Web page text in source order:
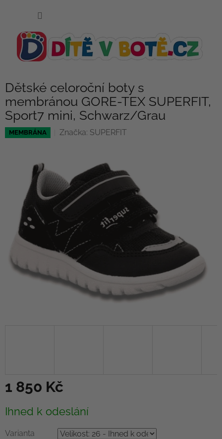
Dětské celoroční boty s
membránou GORE-TEX SUPERFIT,
Sport7 mini, Schwarz/Grau
MEMBRÁNA Značka: SUPERFIT
1 850 Kč
cena:
Ihned k odeslání
Varianta